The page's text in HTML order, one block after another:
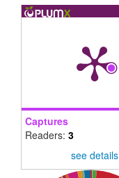
Captures
Readers: 3
see details